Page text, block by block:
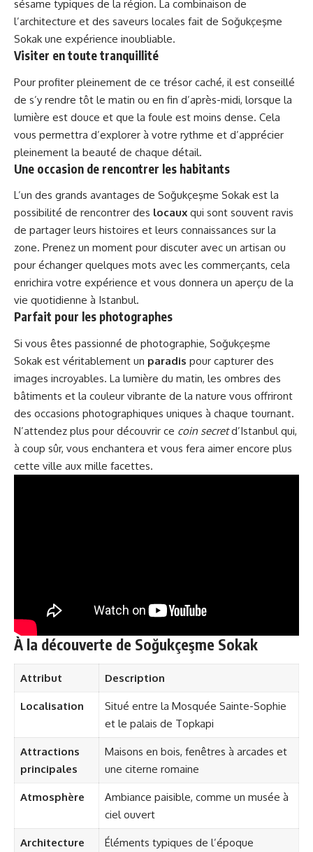
sésame typiques de la région. La combinaison de
l’architecture et des saveurs locales fait de Soğukçeşme
Sokak une expérience inoubliable.
Visiter en toute tranquillité
Pour profiter pleinement de ce trésor caché, il est conseillé
de s’y rendre tôt le matin ou en fin d’après-midi, lorsque la
lumière est douce et que la foule est moins dense. Cela
vous permettra d’explorer à votre rythme et d’apprécier
pleinement la beauté de chaque détail.
Une occasion de rencontrer les habitants
L’un des grands avantages de Soğukçeşme Sokak est la
possibilité de rencontrer des locaux qui sont souvent ravis
de partager leurs histoires et leurs connaissances sur la
zone. Prenez un moment pour discuter avec un artisan ou
pour échanger quelques mots avec les commerçants, cela
enrichira votre expérience et vous donnera un aperçu de la
vie quotidienne à Istanbul.
Parfait pour les photographes
Si vous êtes passionné de photographie, Soğukçeşme
Sokak est véritablement un paradis pour capturer des
images incroyables. La lumière du matin, les ombres des
bâtiments et la couleur vibrante de la nature vous offriront
des occasions photographiques uniques à chaque tournant.
N’attendez plus pour découvrir ce coin secretd’Istanbul qui,
à coup sûr, vous enchantera et vous fera aimer encore plus
cette ville aux mille facettes.
À la découverte de Soğukçeşme Sokak
Attribut Description
Localisation
Situé entre la Mosquée Sainte-Sophie
et le palais de Topkapi
Attractions
principales
Maisons en bois, fenêtres à arcades et
une citerne romaine
Atmosphère
Ambiance paisible, comme un musée à
ciel ouvert
Architecture
Éléments typiques de l’époque